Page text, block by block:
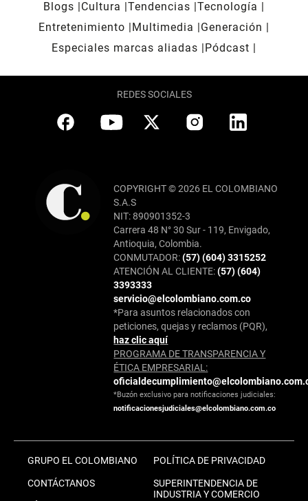
Blogs
Cultura Tendencias Tecnología
Entretenimiento
Multimedia
Generación
Especiales marcas aliadas
Pódcast
REDES SOCIALES
COPYRIGHT © 2026 EL COLOMBIANO
S.A.S
NIT: 890901352-3
Carrera 48 N° 30 Sur - 119, Envigado,
Antioquia, Colombia.
CONMUTADOR:(57) (604) 3315252
ATENCIÓN AL CLIENTE:(57) (604)
3393333
servicio@elcolombiano.com.co
*Para asuntos relacionados con
peticiones, quejas y reclamos (PQR),
haz clic aquí
PROGRAMA DE TRANSPARENCIA Y
ÉTICA EMPRESARIAL:
*Buzón exclusivo para notificaciones judiciales:
notificacionesjudiciales@elcolombiano.com.co
GRUPO EL COLOMBIANO
CONTÁCTANOS
POLÍTICA DE PRIVACIDAD
SUPERINTENDENCIA DE
INDUSTRIA Y COMERCIO